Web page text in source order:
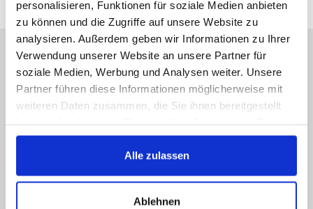
personalisieren, Funktionen für soziale Medien anbieten
zu können und die Zugriffe auf unsere Website zu
analysieren. Außerdem geben wir Informationen zu Ihrer
Verwendung unserer Website an unsere Partner für
soziale Medien, Werbung und Analysen weiter. Unsere
Partner führen diese Informationen möglicherweise mit
weiteren Daten zusammen, die Sie ihnen bereitgestellt
gesammelt haben.
Alle zulassen
Ablehnen
Estamos disponibles
Llámenos o mande un e-mail, responderemos
lo antes posible.
089 - 41 61 08 780
(9:30-14:00 16:00-19:00)
info@rbs-handel.de